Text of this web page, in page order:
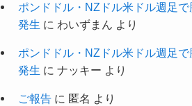
ポンドドル・NZドル米ドル週足
発生 に わいずまん より
ポンドドル・NZドル米ドル週足
発生 に ナッキー より
ご報告に 匿名 より